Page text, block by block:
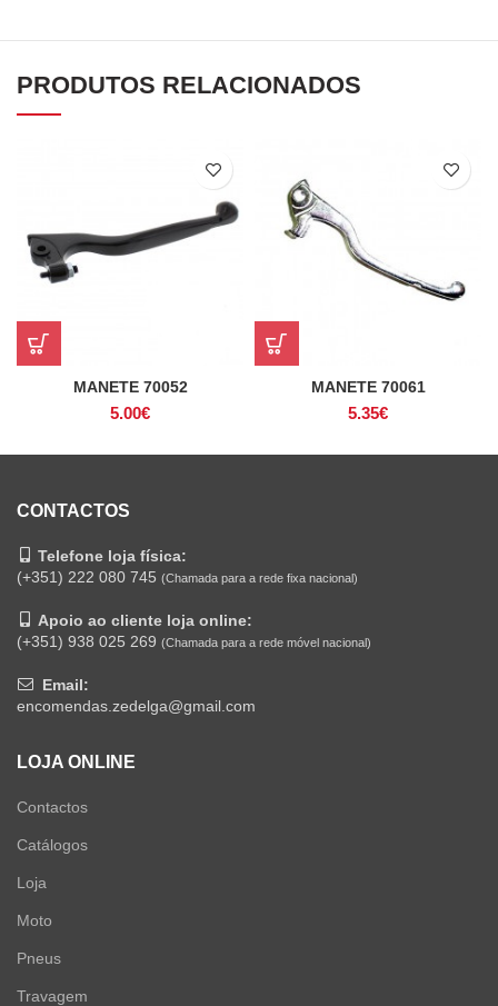
PRODUTOS RELACIONADOS
MANETE 70052
5.00€
MANETE 70061
5.35€
CONTACTOS
Telefone loja física:
(+351) 222 080 745 (Chamada para a rede fixa nacional)
Apoio ao cliente loja online:
(+351) 938 025 269 (Chamada para a rede móvel nacional)
Email:
encomendas.zedelga@gmail.com
LOJA ONLINE
Contactos
Catálogos
Loja
Moto
Pneus
Travagem